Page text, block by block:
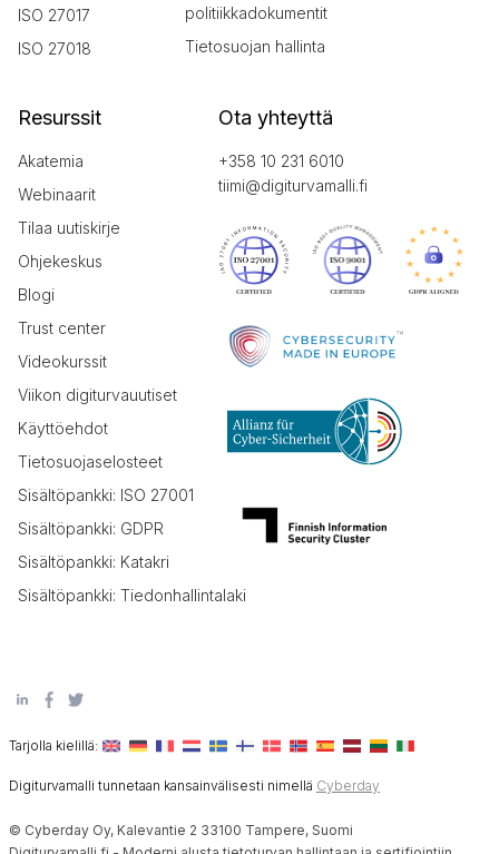
ISO 27017
ISO 27018
politiikkadokumentit
Tietosuojan hallinta
Resurssit
Akatemia
Webinaarit
Tilaa uutiskirje
Ohjekeskus
Blogi
Trust center
Videokurssit
Viikon digiturvauutiset
Käyttöehdot
Tietosuojaselosteet
Sisältöpankki: ISO 27001
Sisältöpankki: GDPR
Sisältöpankki: Katakri
Sisältöpankki: Tiedonhallintalaki
Ota yhteyttä
+358 10 231 6010
tiimi@digiturvamalli.fi
Tarjolla kielillä:
Digiturvamalli tunnetaan kansainvälisesti nimellä Cyberday
© Cyberday Oy, Kalevantie 2 33100 Tampere, Suomi